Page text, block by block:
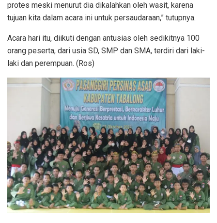
protes meski menurut dia dikalahkan oleh wasit, karena
tujuan kita dalam acara ini untuk persaudaraan,” tutupnya.
Acara hari itu, diikuti dengan antusias oleh sedikitnya 100
orang peserta, dari usia SD, SMP dan SMA, terdiri dari laki-
laki dan perempuan. (Ros)